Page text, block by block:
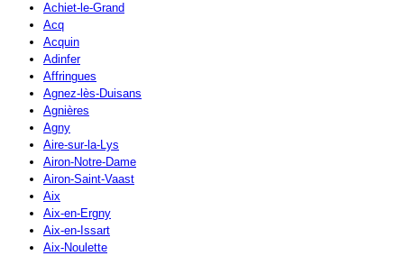
Achiet-le-Grand
Acq
Acquin
Adinfer
Affringues
Agnez-lès-Duisans
Agnières
Agny
Aire-sur-la-Lys
Airon-Notre-Dame
Airon-Saint-Vaast
Aix
Aix-en-Ergny
Aix-en-Issart
Aix-Noulette